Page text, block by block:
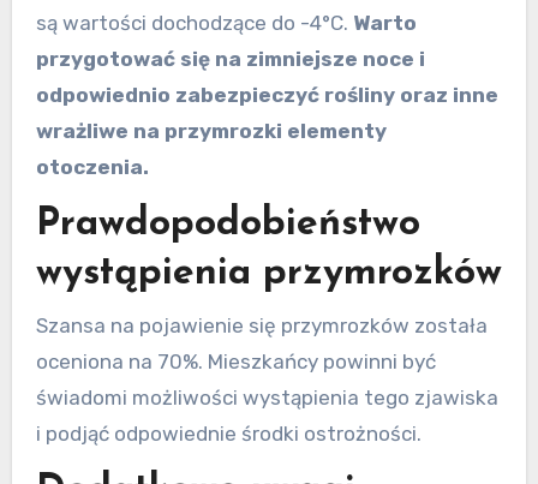
są wartości dochodzące do -4°C. Warto
przygotować się na zimniejsze noce i
odpowiednio zabezpieczyć rośliny oraz inne
wrażliwe na przymrozki elementy
otoczenia.
Prawdopodobieństwo
wystąpienia przymrozków
Szansa na pojawienie się przymrozków została
oceniona na 70%. Mieszkańcy powinni być
świadomi możliwości wystąpienia tego zjawiska
i podjąć odpowiednie środki ostrożności.